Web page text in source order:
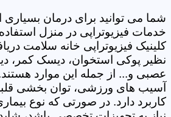
شما می توانید برای درمان بسیاری
خدمات فیزیوتراپی در منزل
کلینیک فیزیوتراپی خانه سلامت
نظیر پوکی استخوان، دیسک کمر،
عصبی و... از جمله این موارد
آسیب های ورزشی، توان بخشی
کاربرد دارد. در صورتی که نوع